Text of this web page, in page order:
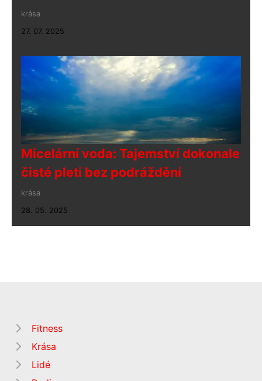
krása
27. 07. 2025
Micelární voda: Tajemství dokonale
čisté pleti bez podráždění
krása
28. 05. 2025
Fitness
Krása
Lidé